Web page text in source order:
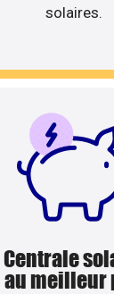
solaires.
Centrale
au meilleur